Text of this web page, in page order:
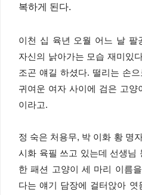
복하게 된다.
이천 십 육년 오월 어느 날 팔
자신의 낡아가는 모습 재미있
조곤 얘길 하셨다. 떨리는 손
귀여운 여자 사이에 검은 고양
이라고.
정 숙은 처용무, 박 이화 황 명
시화 육필 쓰고 있는데 선생님
한 패션 고양이 세 마리 이름
다는 얘기 담장에 걸터앉아